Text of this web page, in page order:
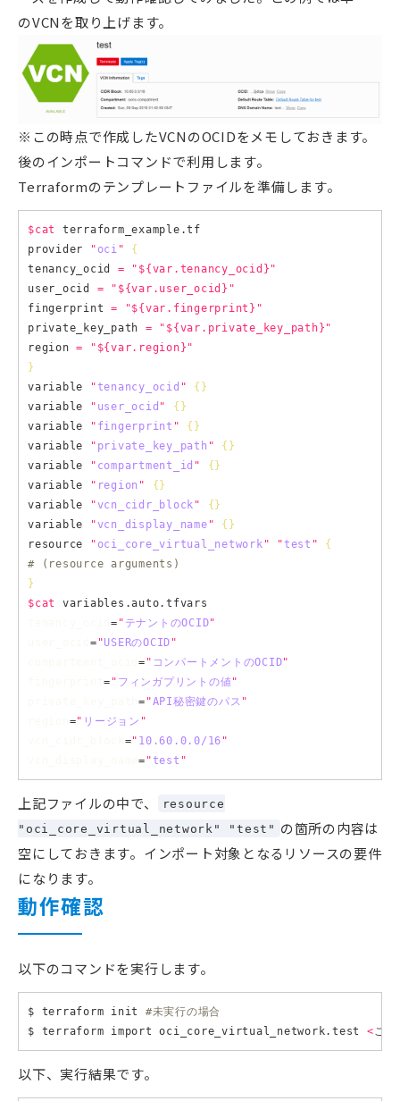
のVCNを取り上げます。
※この時点で作成したVCNのOCIDをメモしておきます。
後のインポートコマンドで利用します。
Terraformのテンプレートファイルを準備します。
$cat
terraform_example.tf
provider
" oci "
{
tenancy_ocid = " ${var.tenancy_ocid} "
user_ocid = " ${var.user_ocid} "
fingerprint = "${var.fingerprint} "
private_key_path = " ${var.private_key_path} "
region = " ${var.region} "
}
variable
"tenancy_ocid "
{}
variable
" user_ocid "
{}
variable
" fingerprint "
{}
variable
" private_key_path "
{}
variable
" compartment_id "
{}
variable
" region "
{}
variable
"vcn_cidr_block "
{}
variable
"vcn_display_name "
{}
resource
" oci_core_virtual_network " "test "
{
# (resource arguments)
}
$cat
= " テナントのOCID"
= "USERのOCID "
= " コンパートメントのOCID"
fingerprint= " フィンガプリントの値 "
= "API秘密鍵のパス "
=" リージョン "
=" 10.60.0.0/16 "
= "test "
上記ファイルの中で、
resource
"oci_core_virtual_network" "test" の箇所の内容は
空にしておきます。インポート対象となるリソースの要件
になります。
動作確認
以下のコマンドを実行します。
$ terraform init #未実行の場合
$ terraform import oci_core_virtual_network.test < こ
以下、実行結果です。